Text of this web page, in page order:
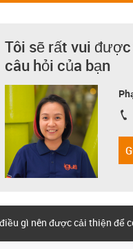
Tôi sẽ rất vui
câu hỏi của bạn
gì nên được cải thiện để